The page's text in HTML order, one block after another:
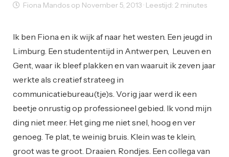
Fiona Mandos op November 5, 2013 · Leestijd: 2 minutes
Ik ben Fiona en ik wijk af naar het westen. Een jeugd in
Limburg. Een studententijd in Antwerpen, Leuven en
Gent, waar ik bleef plakken en van waaruit ik zeven jaar
werkte als creatief strateeg in
communicatiebureau(tje)s. Vorig jaar werd ik een
beetje onrustig op professioneel gebied. Ik vond mijn
ding niet meer. Het ging me niet snel, hoog en ver
genoeg. Te plat, te weinig bruis. Klein was te klein,
groot was te groot. Draaien. Rondjes. Een collega van